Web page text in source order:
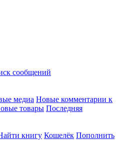
сообщений
медиа Новые комментарии к
товары Последняя
книгу Кошелёк Пополнить